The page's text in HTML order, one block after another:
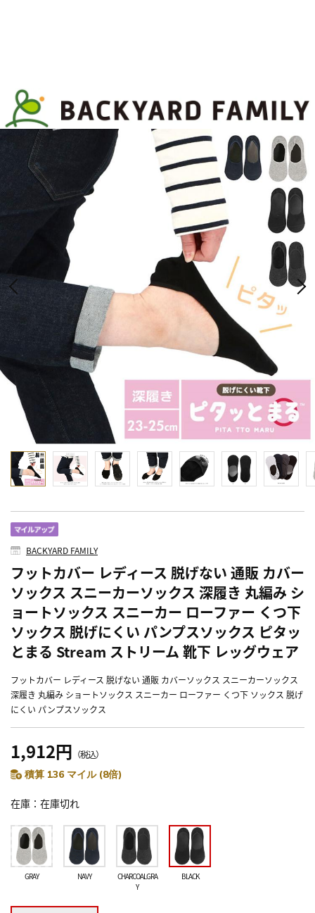
BACKYARD FAMILY
フットカバー レディース 脱げない 通販 カバー
ソックス スニーカーソックス 深履き 丸編み シ
ョートソックス スニーカー ローファー くつ下
ソックス 脱げにくい パンプスソックス ピタッ
とまる Stream ストリーム 靴下 レッグウェア
フットカバー レディース 脱げない 通販 カバーソックス スニーカーソックス
深履き 丸編み ショートソックス スニーカー ローファー くつ下 ソックス 脱げ
にくい パンプスソックス
1,912円 （税込）
積算 136 マイル (8倍)
在庫 在庫切れ
GRAY NAVY
CHARCOALGRA
Y
BLACK